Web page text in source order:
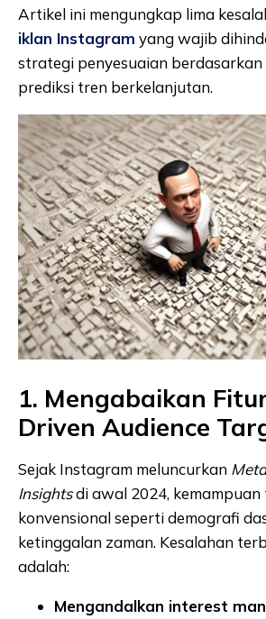
Artikel ini mengungkap lima
iklan Instagram yang wajib
strategi penyesuaian
prediksi tren berkelanjutan.
1. Mengabaikan
Driven Audience
Sejak Instagram meluncurkan
Insightsdi awal 2024,
konvensional seperti demografi
ketinggalan zaman. Kesalahan
adalah:
Mengandalkan interest